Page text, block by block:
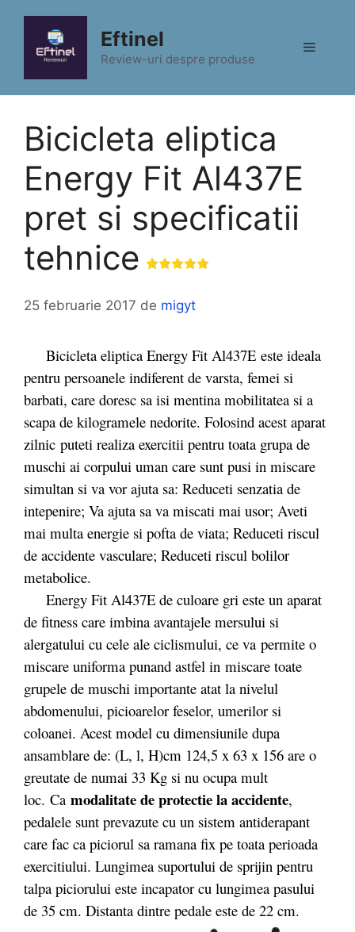
conținut
Eftinel
Review-uri despre produse
Meniu
Bicicleta eliptica
Energy Fit Al437E
pret si specificatii
tehnice
25 februarie 2017 de migyt
Bicicleta eliptica Energy Fit Al437E este ideala
pentru persoanele indiferent de varsta, femei si
barbati, care doresc sa isi mentina mobilitatea si a
scapa de kilogramele nedorite. Folosind acest aparat
zilnic puteti realiza exercitii pentru toata grupa de
muschi ai corpului uman care sunt pusi in miscare
simultan si va vor ajuta sa: Reduceti senzatia de
intepenire; Va ajuta sa va miscati mai usor; Aveti
mai multa energie si pofta de viata; Reduceti riscul
de accidente vasculare; Reduceti riscul bolilor
metabolice.
Energy Fit Al437E de culoare gri este un aparat
de fitness care imbina avantajele mersului si
alergatului cu cele ale ciclismului, ce va permite o
miscare uniforma punand astfel in miscare toate
grupele de muschi importante atat la nivelul
abdomenului, picioarelor feselor, umerilor si
coloanei. Acest model cu dimensiunile dupa
ansamblare de: (L, l, H)cm 124,5 x 63 x 156 are o
greutate de numai 33 Kg si nu ocupa mult
loc. Ca modalitate de protectie la accidente,
pedalele sunt prevazute cu un sistem antiderapant
care fac ca piciorul sa ramana fix pe toata perioada
exercitiului. Lungimea suportului de sprijin pentru
talpa piciorului este incapator cu lungimea pasului
de 35 cm. Distanta dintre pedale este de 22 cm.